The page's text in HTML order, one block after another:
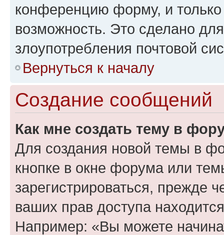
конференцию форму, и
возможность. Это сделано
злоупотребления почтовой
Вернуться к началу
Создание сообщений
Как мне создать тему в
Для создания новой темы в
кнопке в окне форума или
зарегистрироваться, прежде
ваших прав доступа
Например: «Вы можете